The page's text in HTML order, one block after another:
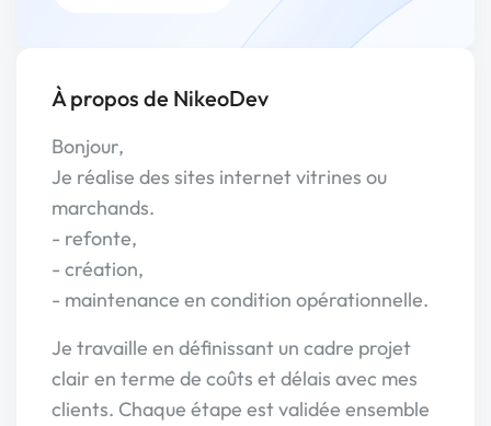
À propos de NikeoDev
Bonjour,
Je réalise des sites internet vitrines ou
marchands.
- refonte,
- création,
- maintenance en condition opérationnelle.
Je travaille en définissant un cadre projet
clair en terme de coûts et délais avec mes
clients. Chaque étape est validée ensemble